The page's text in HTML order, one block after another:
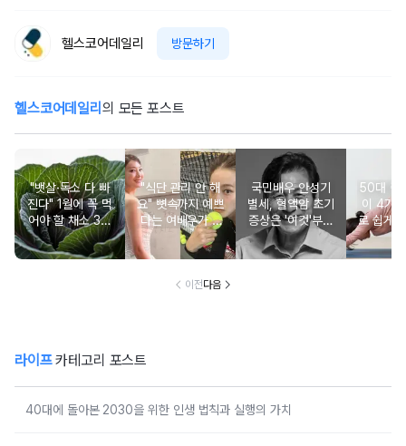
헬스코어데일리 방문하기
헬스코어데일리 의 모든 포스트
"뱃살·독소 다 빠
진다" 1월에 꼭 먹
어야 할 채소 3위
당근, 2위 비트, 1
위는?
"식단 관리 안 해
요" 뼛속까지 예쁘
다는 여배우가 4
년째 유지 중인 운
동법
국민배우 안성기
별세, 혈액암 초기
증상은 '이것'부터
시작됩니다
50대 중
이 4가
로 쉽게
세
이전다음
라이프카테고리 포스트
40대에 돌아본 2030을 위한 인생 법칙과 실행의 가치